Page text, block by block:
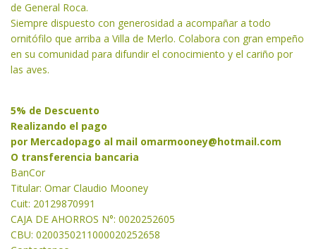
de General Roca.
Siempre dispuesto con generosidad a acompañar a todo
ornitófilo que arriba a Villa de Merlo. Colabora con gran empeño
en su comunidad para difundir el conocimiento y el cariño por
las aves.
5% de Descuento
Realizando el pago
por Mercadopago al mail omarmooney@hotmail.com
O transferencia bancaria
BanCor
Titular: Omar Claudio Mooney
Cuit: 20129870991
CAJA DE AHORROS N°: 0020252605
CBU: 0200350211000020252658